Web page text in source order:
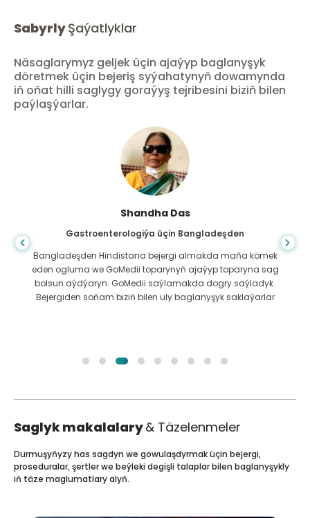
SabyrlyŞaýatlyklar
Näsaglarymyz geljek üçin ajaýyp baglanyşyk
döretmek üçin bejeriş syýahatynyň dowamynda
iň oňat hilli saglygy goraýyş tejribesini biziň bilen
paýlaşýarlar.
Shandha Das
Gastroenterologiýa üçin Bangladeşden
Bangladeşden Hindistana bejergi almakda maňa kömek
eden ogluma we GoMedii toparynyň ajaýyp toparyna sag
bolsun aýdýaryn. GoMedii saýlamakda dogry saýladyk.
Bejergiden soňam biziň bilen uly baglanyşyk saklaýarlar
Saglyk makalalary& Täzelenmeler
Durmuşyňyzy has sagdyn we gowulaşdyrmak üçin bejergi,
proseduralar, şertler we beýleki degişli talaplar bilen baglanyşykly
iň täze maglumatlary alyň.